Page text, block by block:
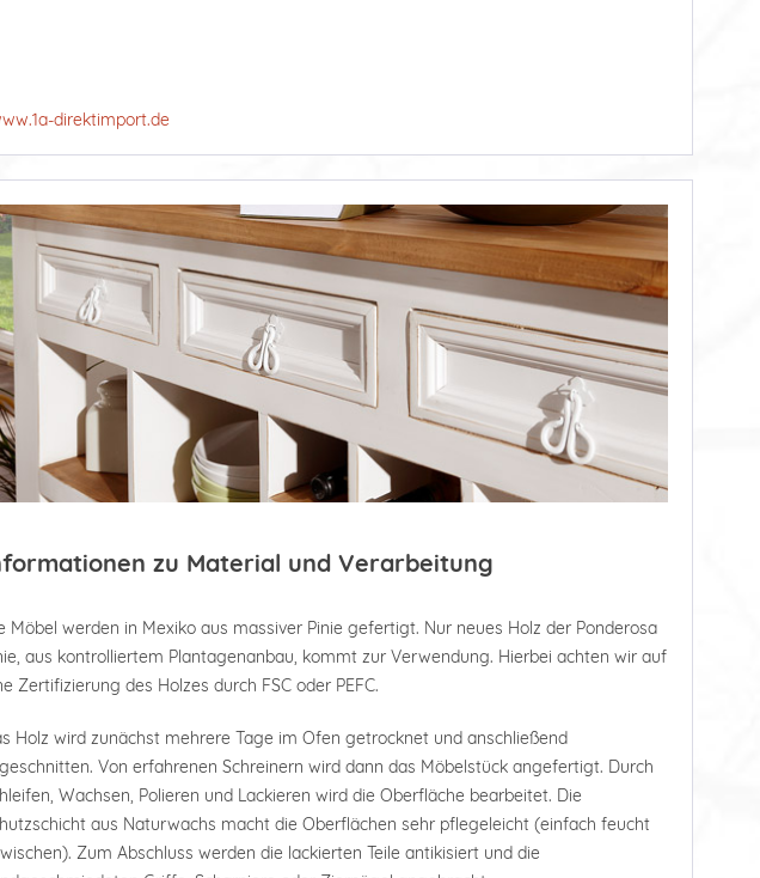
direktimport.de
zu Material und Verarbeitung
Möbel werden in Mexiko aus massiver Pinie gefertigt. Nur neues Holz der Ponderosa
aus kontrolliertem Plantagenanbau, kommt zur Verwendung. Hierbei achten wir auf
Zertifizierung des Holzes durch FSC oder PEFC.
Holz wird zunächst mehrere Tage im Ofen getrocknet und anschließend
Von erfahrenen Schreinern wird dann das Möbelstück angefertigt. Durch
Wachsen, Polieren und Lackieren wird die Oberfläche bearbeitet. Die
aus Naturwachs macht die Oberflächen sehr pflegeleicht (einfach feucht
Zum Abschluss werden die lackierten Teile antikisiert und die